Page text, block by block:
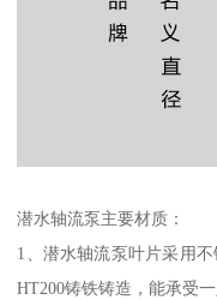
潜水轴流泵主要材质：
1、潜水轴流泵叶片采用
HT200铸铁铸造，能承受